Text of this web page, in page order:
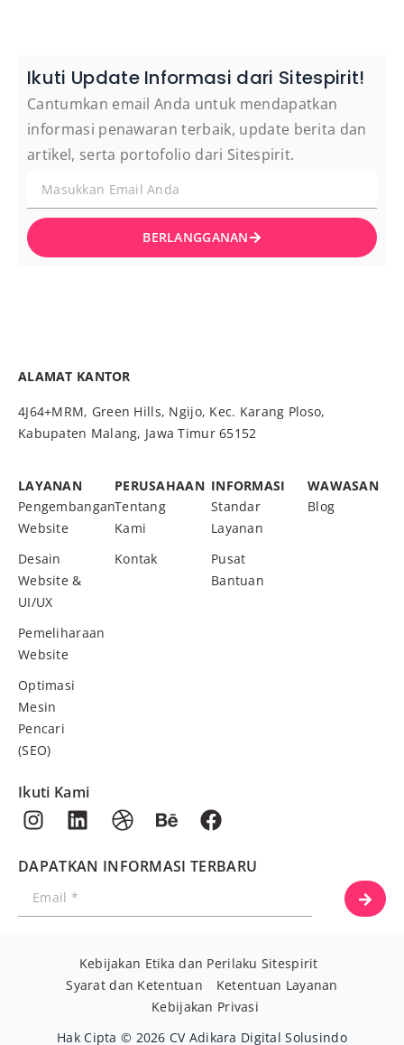
Ikuti Update Informasi dari Sitespirit!
Cantumkan email Anda untuk mendapatkan
informasi penawaran terbaik, update berita dan
artikel, serta portofolio dari Sitespirit.
BERLANGGANAN
ALAMAT KANTOR
4J64+MRM, Green Hills, Ngijo, Kec. Karang Ploso,
Kabupaten Malang, Jawa Timur 65152
LAYANAN
Pengembangan
Website
Desain
Website &
UI/UX
Pemeliharaan
Website
Optimasi
Mesin
Pencari
(SEO)
PERUSAHAAN
Tentang
Kami
Kontak
INFORMASI
Standar
Layanan
Pusat
Bantuan
WAWASAN
Blog
Ikuti Kami
DAPATKAN INFORMASI TERBARU
Hak Cipta © 2026 CV Adikara Digital Solusindo
Kebijakan Etika dan Perilaku Sitespirit
Syarat dan Ketentuan
Ketentuan Layanan
Kebijakan Privasi